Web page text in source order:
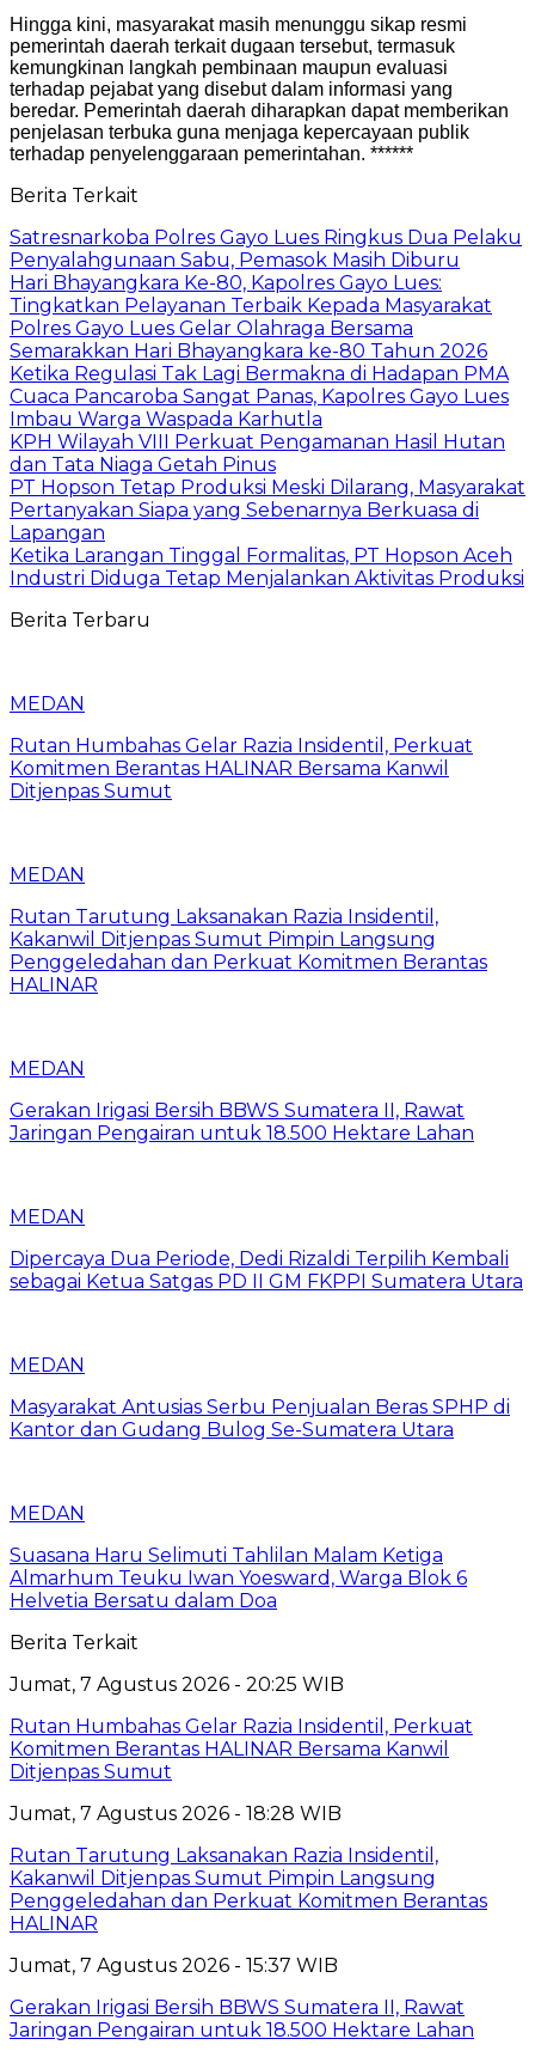
Hingga kini, masyarakat masih menunggu sikap resmi
pemerintah daerah terkait dugaan tersebut, termasuk
kemungkinan langkah pembinaan maupun evaluasi
terhadap pejabat yang disebut dalam informasi yang
beredar. Pemerintah daerah diharapkan dapat memberikan
penjelasan terbuka guna menjaga kepercayaan publik
terhadap penyelenggaraan pemerintahan. ******
Berita Terkait
Satresnarkoba Polres Gayo Lues Ringkus Dua Pelaku
Penyalahgunaan Sabu, Pemasok Masih Diburu
Hari Bhayangkara Ke-80, Kapolres Gayo Lues:
Tingkatkan Pelayanan Terbaik Kepada Masyarakat
Polres Gayo Lues Gelar Olahraga Bersama
Semarakkan Hari Bhayangkara ke-80 Tahun 2026
Ketika Regulasi Tak Lagi Bermakna di Hadapan PMA
Cuaca Pancaroba Sangat Panas, Kapolres Gayo Lues
Imbau Warga Waspada Karhutla
KPH Wilayah VIII Perkuat Pengamanan Hasil Hutan
dan Tata Niaga Getah Pinus
PT Hopson Tetap Produksi Meski Dilarang, Masyarakat
Pertanyakan Siapa yang Sebenarnya Berkuasa di
Lapangan
Ketika Larangan Tinggal Formalitas, PT Hopson Aceh
Industri Diduga Tetap Menjalankan Aktivitas Produksi
Berita Terbaru
MEDAN
Rutan Humbahas Gelar Razia Insidentil, Perkuat
Komitmen Berantas HALINAR Bersama Kanwil
Ditjenpas Sumut
MEDAN
Rutan Tarutung Laksanakan Razia Insidentil,
Kakanwil Ditjenpas Sumut Pimpin Langsung
Penggeledahan dan Perkuat Komitmen Berantas
HALINAR
MEDAN
Gerakan Irigasi Bersih BBWS Sumatera II, Rawat
Jaringan Pengairan untuk 18.500 Hektare Lahan
MEDAN
Dipercaya Dua Periode, Dedi Rizaldi Terpilih Kembali
sebagai Ketua Satgas PD II GM FKPPI Sumatera Utara
MEDAN
Masyarakat Antusias Serbu Penjualan Beras SPHP di
Kantor dan Gudang Bulog Se-Sumatera Utara
MEDAN
Suasana Haru Selimuti Tahlilan Malam Ketiga
Almarhum Teuku Iwan Yoesward, Warga Blok 6
Helvetia Bersatu dalam Doa
Berita Terkait
Jumat, 7 Agustus 2026 - 20:25 WIB
Rutan Humbahas Gelar Razia Insidentil, Perkuat
Komitmen Berantas HALINAR Bersama Kanwil
Ditjenpas Sumut
Jumat, 7 Agustus 2026 - 18:28 WIB
Rutan Tarutung Laksanakan Razia Insidentil,
Kakanwil Ditjenpas Sumut Pimpin Langsung
Penggeledahan dan Perkuat Komitmen Berantas
HALINAR
Jumat, 7 Agustus 2026 - 15:37 WIB
Gerakan Irigasi Bersih BBWS Sumatera II, Rawat
Jaringan Pengairan untuk 18.500 Hektare Lahan